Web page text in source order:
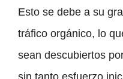
Esto se debe a su
tráfico orgánico, lo
sean descubiertos